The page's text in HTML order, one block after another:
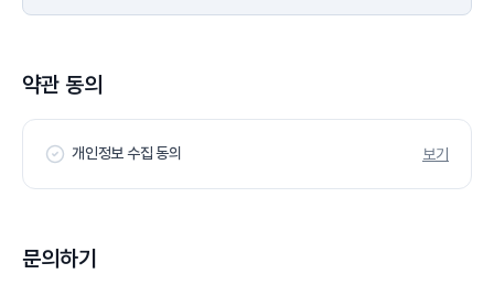
약관 동의
개인정보 수집 동의 보기
문의하기